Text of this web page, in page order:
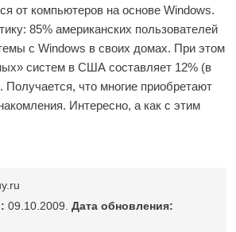
от компьютеров на основе Windows.
85% американских пользователей
с Windows в своих домах. При этом
систем в США составляет 12% (в
Получается, что многие приобретают
Интересно, а как с этим
09.10.2009. Дата обновления: